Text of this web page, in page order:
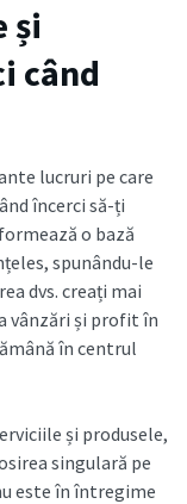
și
când
lucruri pe care
încerci să-ți
o bază
spunându-le
dvs. creați mai
vânzări și profit în
în centrul
și produsele,
singulară pe
este în întregime